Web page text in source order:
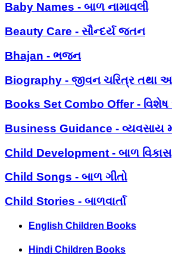
Baby Names - બાળ નામાવલી
Beauty Care - સૌન્દર્ય જતન
Bhajan - ભજન
Biography - જીવન ચરિત્ર તથા
Books Set Combo Offer - વિશેષ
Business Guidance - વ્યવસાય
Child Development - બાળ વિકાસ
Child Songs - બાળ ગીતો
Child Stories - બાળવાર્તા
English Children Books
Hindi Children Books